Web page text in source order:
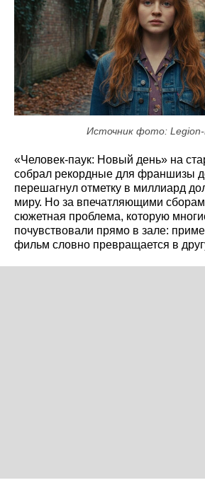
Источник фото: Legion-
«Человек-паук: Новый день» на
собрал рекордные для франшизы
перешагнул отметку в миллиард
миру. Но за впечатляющими
сюжетная проблема, которую
почувствовали прямо в зале:
фильм словно превращается в